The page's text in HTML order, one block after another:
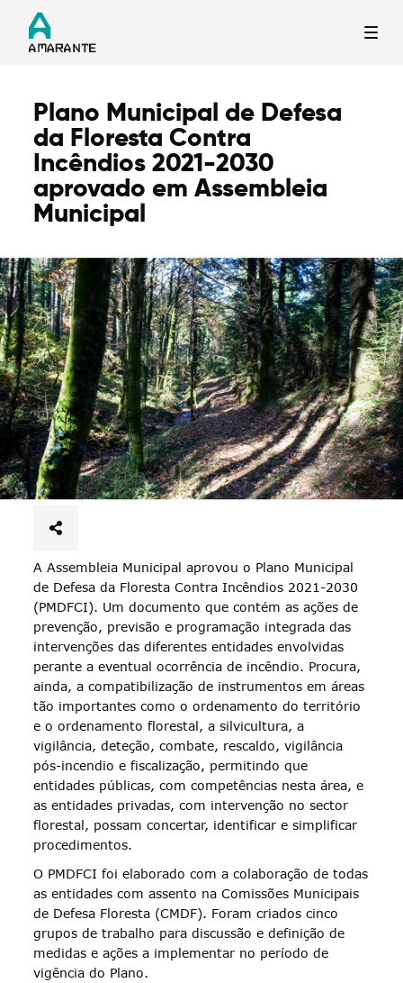
Termo de Pesquisa
Filtros
Plano Municipal de Defesa
da Floresta Contra
Incêndios 2021-2030
aprovado em Assembleia
Municipal
A Assembleia Municipal aprovou o Plano Municipal
de Defesa da Floresta Contra Incêndios 2021-2030
(PMDFCI). Um documento que contém as ações de
prevenção, previsão e programação integrada das
intervenções das diferentes entidades envolvidas
perante a eventual ocorrência de incêndio. Procura,
ainda, a compatibilização de instrumentos em áreas
tão importantes como o ordenamento do território
e o ordenamento florestal, a silvicultura, a
vigilância, deteção, combate, rescaldo, vigilância
pós-incendio e fiscalização, permitindo que
entidades públicas, com competências nesta área, e
as entidades privadas, com intervenção no sector
florestal, possam concertar, identificar e simplificar
procedimentos.
O PMDFCI foi elaborado com a colaboração de todas
as entidades com assento na Comissões Municipais
de Defesa Floresta (CMDF). Foram criados cinco
grupos de trabalho para discussão e definição de
medidas e ações a implementar no período de
vigência do Plano.